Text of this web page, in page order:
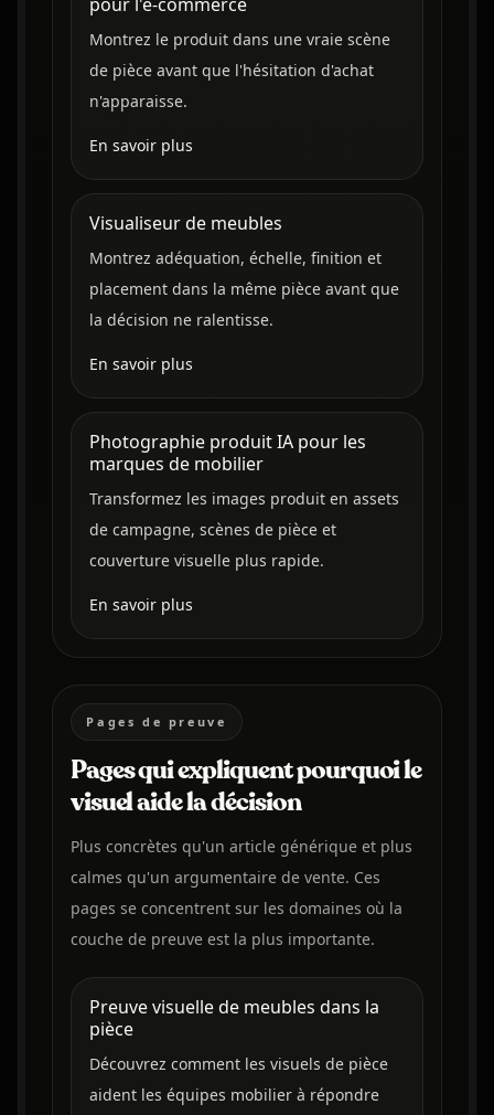
Montrez le produit dans une vraie scène
de pièce avant que l'hésitation d'achat
n'apparaisse.
En savoir plus
Visualiseur de meubles
Montrez adéquation, échelle, finition et
placement dans la même pièce avant que
la décision ne ralentisse.
En savoir plus
Photographie produit IA pour les
marques de mobilier
Transformez les images produit en assets
de campagne, scènes de pièce et
couverture visuelle plus rapide.
En savoir plus
Pages de preuve
Pages qui expliquent pourquoi le
visuel aide la décision
Plus concrètes qu'un article générique et plus
calmes qu'un argumentaire de vente. Ces
pages se concentrent sur les domaines où la
couche de preuve est la plus importante.
Preuve visuelle de meubles dans la
pièce
Découvrez comment les visuels de pièce
aident les équipes mobilier à répondre